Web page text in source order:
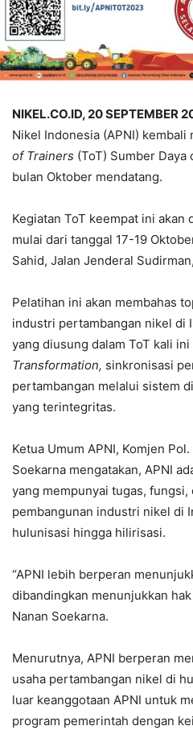
NIKEL.CO.ID, 20 SEPTEMBER
Nikel Indonesia (APNI) kembali
of Trainers (ToT) Sumber Daya
bulan Oktober mendatang.
Kegiatan ToT keempat ini akan
mulai dari tanggal 17-19
Sahid, Jalan Jenderal
Pelatihan ini akan membahas
industri pertambangan nikel di
yang diusung dalam ToT kali ini
Transformation, sinkronisasi
pertambangan melalui sistem
yang terintegritas.
Ketua Umum APNI, Komjen
Soekarna mengatakan, APNI
yang mempunyai tugas, fungsi,
pembangunan industri nikel di
hulunisasi hingga hilirisasi.
“APNI lebih berperan
dibandingkan menunjukkan
Nanan Soekarna.
Menurutnya, APNI berperan
usaha pertambangan nikel di
luar keanggotaan APNI untuk
program pemerintah dengan